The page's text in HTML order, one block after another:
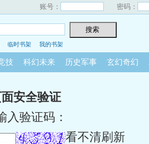
账号： 密码：
临时书架 我的书架
技 科幻未来 历史军事 玄幻奇幻
安全验证
入验证码：
看不清刷新